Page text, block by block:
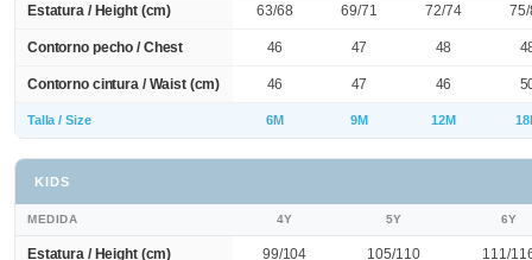
Estatura / Height (cm) 63/68 69/71 72/74
Contorno pecho / Chest 46 47 48
Contorno cintura / Waist (cm) 46 47 46
Talla / Size 6M 9M 12M
KIDS
MEDIDA 4Y 5Y 6Y
Estatura / Height (cm) 99/104 105/110 111/